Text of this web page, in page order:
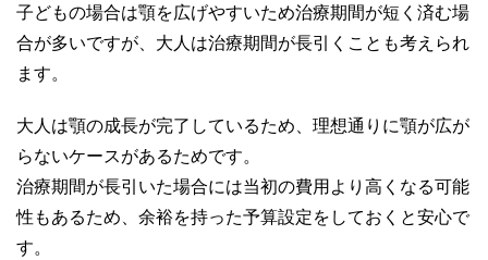
子どもの場合は顎を広げやすいため治療期間が短く済む場
合が多いですが、大人は治療期間が長引くことも考えられ
ます。
大人は顎の成長が完了しているため、理想通りに顎が広が
らないケースがあるためです。
治療期間が長引いた場合には当初の費用より高くなる可能
性もあるため、余裕を持った予算設定をしておくと安心で
す。